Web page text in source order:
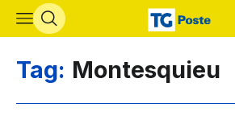
Vai al contenuto principale
Tag: Montesquieu